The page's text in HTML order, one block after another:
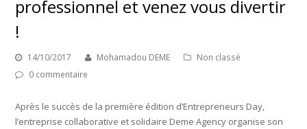
professionnel et venez vous divertir
!
14/10/2017 Mohamadou DEME
Non classé
0 commentaire
Après le succès de la première édition d’Entrepreneurs Day,
l’entreprise collaborative et solidaire Deme Agency organise son